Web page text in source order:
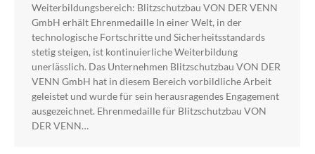
Weiterbildungsbereich: Blitzschutzbau VON DER VENN
GmbH erhält Ehrenmedaille In einer Welt, in der
technologische Fortschritte und Sicherheitsstandards
stetig steigen, ist kontinuierliche Weiterbildung
unerlässlich. Das Unternehmen Blitzschutzbau VON DER
VENN GmbH hat in diesem Bereich vorbildliche Arbeit
geleistet und wurde für sein herausragendes Engagement
ausgezeichnet. Ehrenmedaille für Blitzschutzbau VON
DER VENN…